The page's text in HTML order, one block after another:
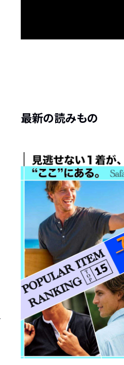
最新の読みもの